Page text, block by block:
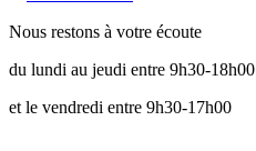
Nous restons à votre écoute
du lundi au jeudi entre 9h30-18h00
et le vendredi entre 9h30-17h00